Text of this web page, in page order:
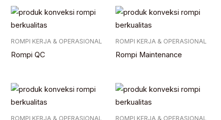
ROMPI KERJA & OPERASIONAL
Rompi QC
ROMPI KERJA & OPERASIONAL
Rompi Maintenance
ROMPI KERJA & OPERASIONAL ROMPI KERJA & OPERASIONAL